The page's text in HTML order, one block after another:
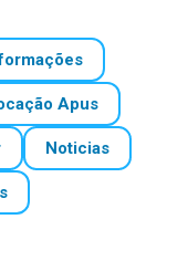
Apus
Noticias